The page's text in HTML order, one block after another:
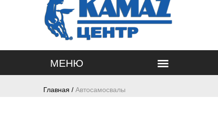
Главная / Автосамосвалы